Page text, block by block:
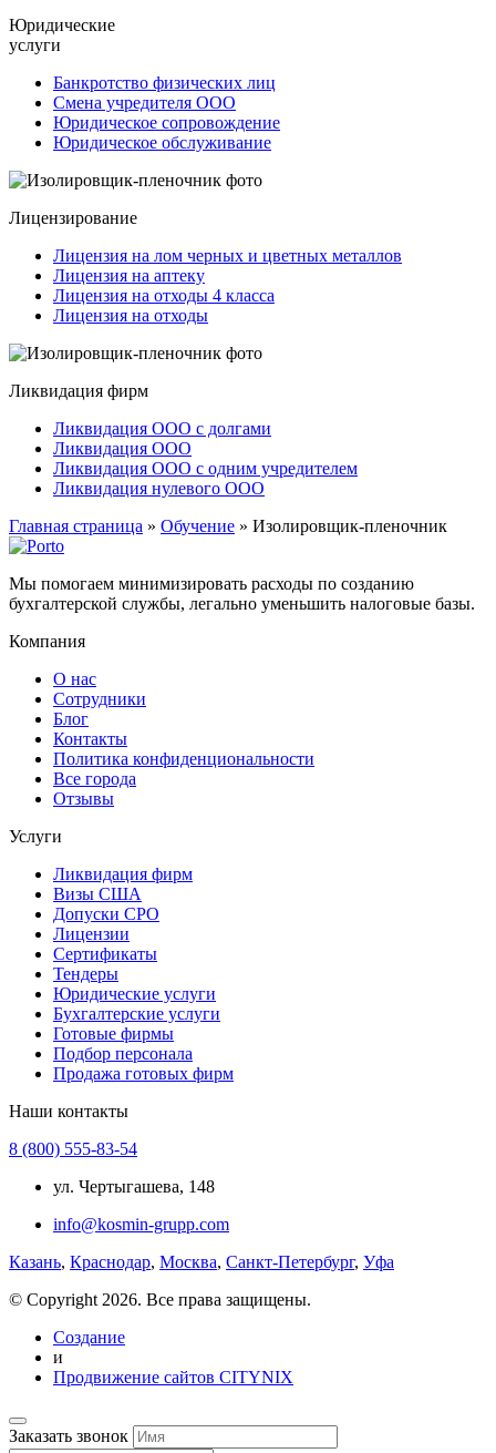
Юридические
услуги
Банкротство физических лиц
Смена учредителя ООО
Юридическое сопровождение
Юридическое обслуживание
Лицензирование
Лицензия на лом черных и цветных металлов
Лицензия на аптеку
Лицензия на отходы 4 класса
Лицензия на отходы
Ликвидация фирм
Ликвидация ООО с долгами
Ликвидация ООО
Ликвидация ООО с одним учредителем
Ликвидация нулевого ООО
Главная страница » Обучение » Изолировщик-пленочник
Мы помогаем минимизировать расходы по созданию
бухгалтерской службы, легально уменьшить налоговые базы.
Компания
О нас
Сотрудники
Блог
Контакты
Политика конфиденциональности
Все города
Отзывы
Услуги
Ликвидация фирм
Визы США
Допуски СРО
Лицензии
Сертификаты
Тендеры
Юридические услуги
Бухгалтерские услуги
Готовые фирмы
Подбор персонала
Продажа готовых фирм
Наши контакты
8 (800) 555-83-54
ул. Чертыгашева, 148
info@kosmin-grupp.com
Казань, Краснодар, Москва, Санкт-Петербург, Уфа
© Copyright 2026. Все права защищены.
Создание
и
Продвижение сайтов CITYNIX
Заказать звонок